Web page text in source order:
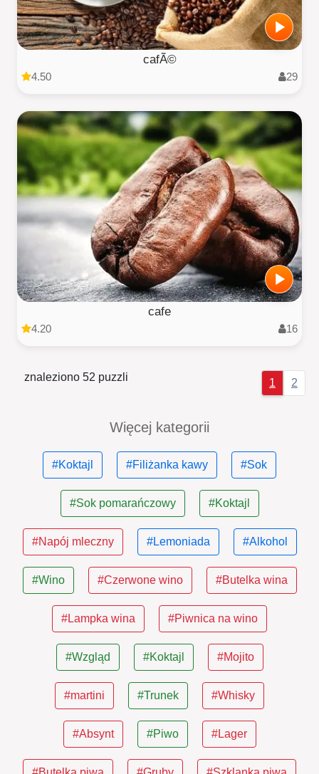
cafÃ©
4.50 29
cafe
4.20 16
znaleziono 52 puzzli 1 2
Więcej kategorii
#Koktajl #Filiżanka kawy #Sok
#Sok pomarańczowy #Koktajl
#Napój mleczny #Lemoniada #Alkohol
#Wino #Czerwone wino #Butelka wina
#Lampka wina #Piwnica na wino
#Wzgląd #Koktajl #Mojito
#martini #Trunek #Whisky
#Absynt #Piwo #Lager